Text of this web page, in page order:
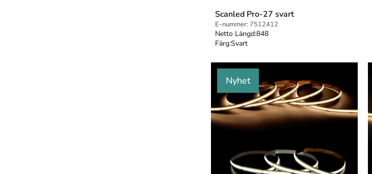
Scanled Pro-27 svart
E-nummer: 7512412
Netto Längd:848
Färg:Svart
Nyhet